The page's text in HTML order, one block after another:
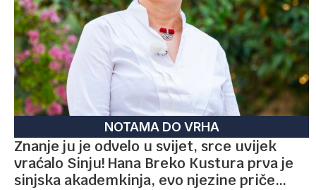
NOTAMA DO VRHA
Znanje ju je odvelo u svijet, srce uvijek
vraćalo Sinju! Hana Breko Kustura prva je
sinjska akademkinja, evo njezine priče…